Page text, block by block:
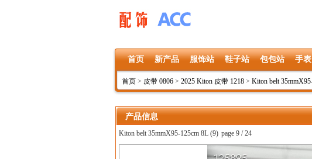
首页 新产品 服饰站 鞋子站 包包站 手表
首页 > 皮带 0806 > 2025 Kiton 皮带 1218 > Kiton belt
产品信息
Kiton belt 35mmX95-125cm 8L (9) page 9 / 24